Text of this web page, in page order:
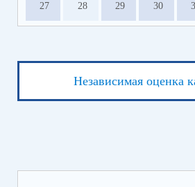
27 28 29 30
Независимая оценка